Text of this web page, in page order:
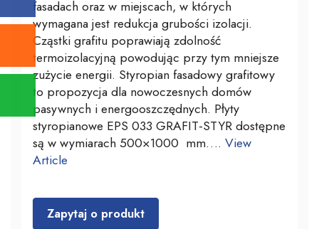
fasadach oraz w miejscach, w których
wymagana jest redukcja grubości izolacji.
Cząstki grafitu poprawiają zdolność
termoizolacyjną powodując przy tym mniejsze
zużycie energii. Styropian fasadowy grafitowy
to propozycja dla nowoczesnych domów
pasywnych i energooszczędnych. Płyty
styropianowe EPS 033 GRAFIT-STYR dostępne
są w wymiarach 500×1000 mm…. View
Article
Zapytaj o produkt